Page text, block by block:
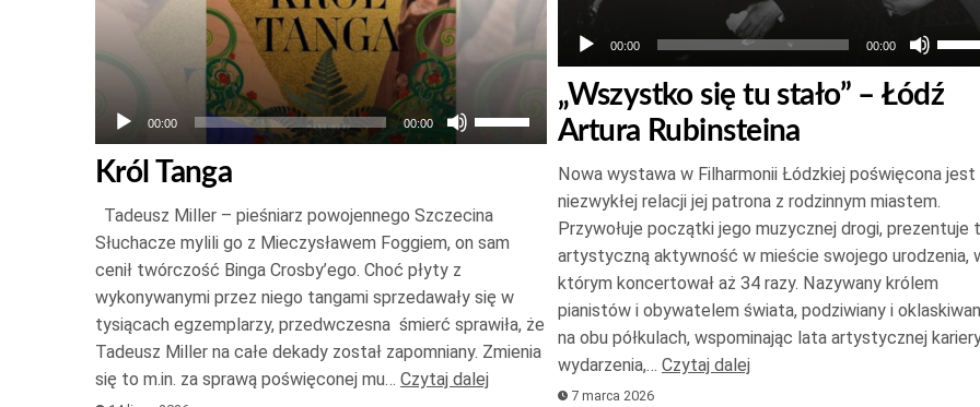
00:00 00:00
Używaj
strzałek
góry
oraz
dołu
aby
zwiększyć
lub
Król Tanga
Tadeusz Miller – pieśniarz powojennego Szczecina
Słuchacze mylili go z Mieczysławem Foggiem, on sam
cenił twórczość Binga Crosby’ego. Choć płyty z
wykonywanymi przez niego tangami sprzedawały się w
tysiącach egzemplarzy, przedwczesna śmierć sprawiła, że
Tadeusz Miller na całe dekady został zapomniany. Zmienia
się to m.in. za sprawą poświęconej mu… Czytaj dalej
00:00 00:00
do
do
dołu
aby
lub
„Wszystko się tu stało” – Łódź
Artura Rubinsteina
Nowa wystawa w Filharmonii Łódzkiej poświęcona jest
niezwykłej relacji jej patrona z rodzinnym miastem.
Przywołuje początki jego muzycznej drogi, prezentuje
artystyczną aktywność w mieście swojego urodzenia,
którym koncertował aż 34 razy. Nazywany królem
pianistów i obywatelem świata, podziwiany i
na obu półkulach, wspominając lata artystycznej
wydarzenia,… Czytaj dalej
7 marca 2026